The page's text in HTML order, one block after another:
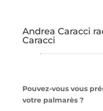
Andrea Caracci
Caracci
Pouvez-vous vous
votre palmarès ?